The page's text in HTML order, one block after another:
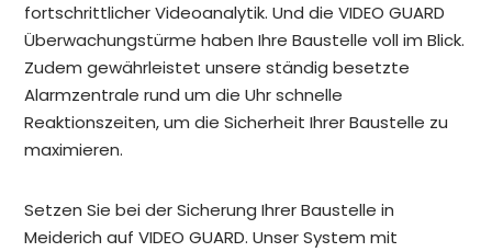
fortschrittlicher Videoanalytik. Und die VIDEO GUARD
Überwachungstürme haben Ihre Baustelle voll im Blick.
Zudem gewährleistet unsere ständig besetzte
Alarmzentrale rund um die Uhr schnelle
Reaktionszeiten, um die Sicherheit Ihrer Baustelle zu
maximieren.
Setzen Sie bei der Sicherung Ihrer Baustelle in
Meiderich auf VIDEO GUARD. Unser System mit